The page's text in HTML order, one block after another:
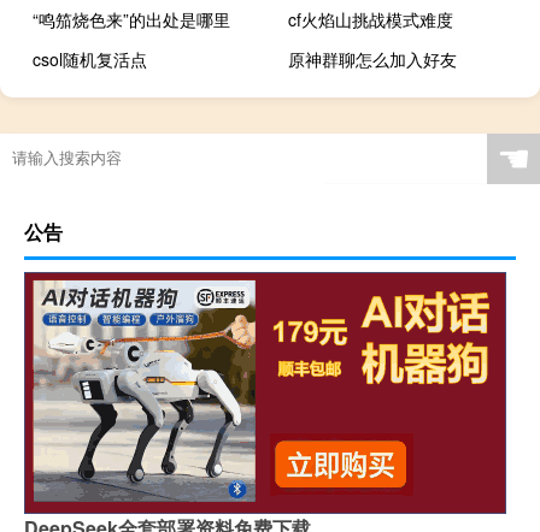
“鸣笳烧色来”的出处是哪里
cf火焰山挑战模式难度
csol随机复活点
原神群聊怎么加入好友
☚
公告